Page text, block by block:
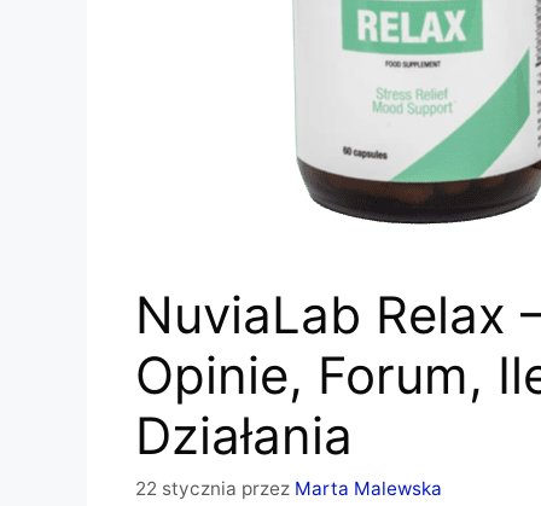
NuviaLab Relax
Opinie, Forum,
Działania
22 stycznia przez Marta Malewska